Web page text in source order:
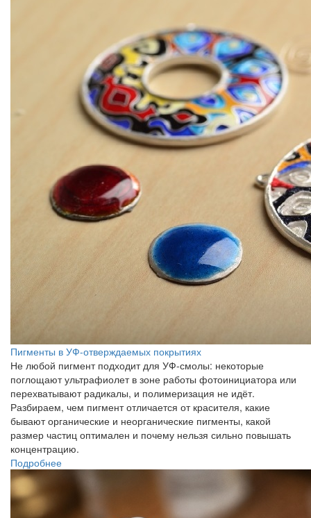
Пигменты в УФ-отверждаемых покрытиях
Не любой пигмент подходит для УФ-смолы: некоторые
поглощают ультрафиолет в зоне работы фотоинициатора или
перехватывают радикалы, и полимеризация не идёт.
Разбираем, чем пигмент отличается от красителя, какие
бывают органические и неорганические пигменты, какой
размер частиц оптимален и почему нельзя сильно повышать
концентрацию.
Подробнее